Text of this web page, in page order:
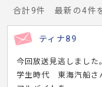
合計9件 最新の4件
ティナ89
今回放送見逃しました
学生時代 東海汽船さ